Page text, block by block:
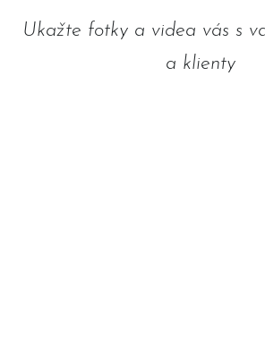
Ukažte fotky a videa vás s
a klienty